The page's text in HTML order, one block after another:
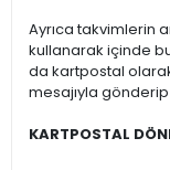
Ayrıca takvimlerin
kullanarak içinde
da kartpostal
mesajıyla
KARTPOSTAL